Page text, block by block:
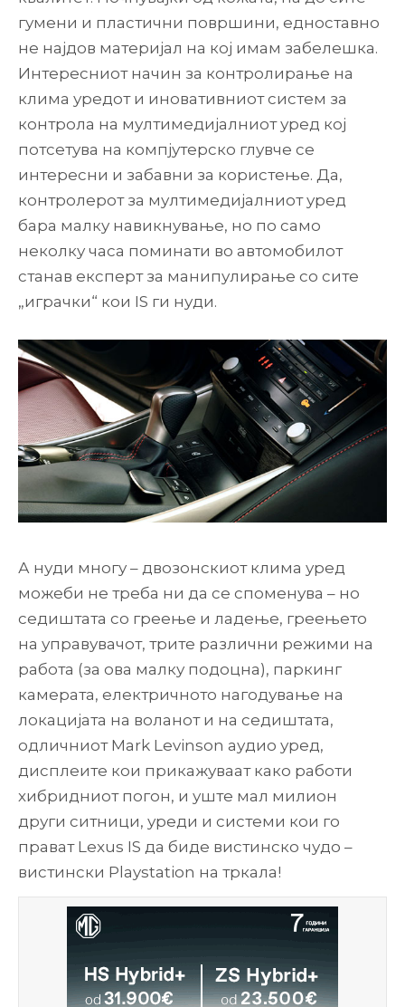
гумени и пластични површини, едноставно
не најдов материјал на кој имам забелешка.
Интересниот начин за контролирање на
клима уредот и иновативниот систем за
контрола на мултимедијалниот уред кој
потсетува на компјутерско глувче се
интересни и забавни за користење. Да,
контролерот за мултимедијалниот уред
бара малку навикнување, но по само
неколку часа поминати во автомобилот
станав експерт за манипулирање со сите
„играчки“ кои IS ги нуди.
А нуди многу – двозонскиот клима уред
можеби не треба ни да се споменува – но
седиштата со греење и ладење, греењето
на управувачот, трите различни режими на
работа (за ова малку подоцна), паркинг
камерата, електричното нагодување на
локацијата на воланот и на седиштата,
одличниот Mark Levinson аудио уред,
дисплеите кои прикажуваат како работи
хибридниот погон, и уште мал милион
други ситници, уреди и системи кои го
прават Lexus IS да биде вистинско чудо –
вистински Playstation на тркала!